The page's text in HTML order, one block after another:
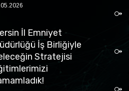
İl Emniyet
İş Birliğiyle
Stratejisi